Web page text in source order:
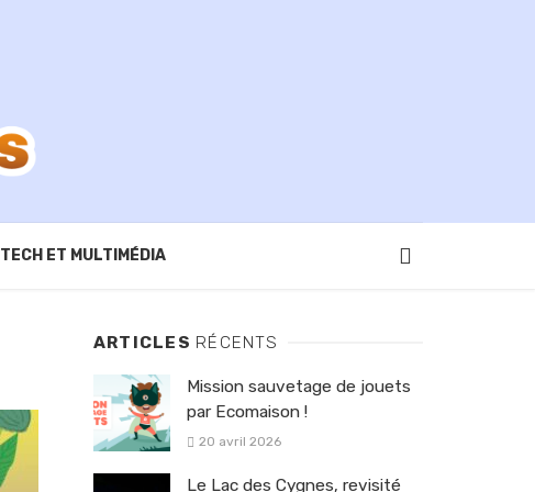
TECH ET MULTIMÉDIA
ARTICLES RÉCENTS
Mission sauvetage de jouets
par Ecomaison !
20 avril 2026
Le Lac des Cygnes, revisité